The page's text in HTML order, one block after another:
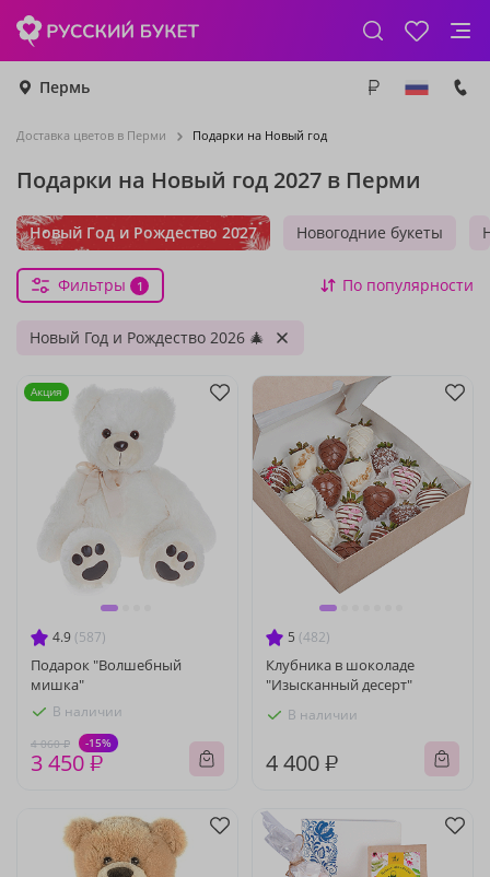
Пермь
Доставка цветов в Перми Подарки на Новый год
Подарки на Новый год 2027 в Перми
Новый Год и Рождество 2027 Новогодние букеты
Фильтры 1 По популярности
Новый Год и Рождество 2026 🎄
4.9 (587)
Подарок "Волшебный
мишка"
В наличии
4 060 ₽ -15%
3 450 ₽
Акция
5 (482)
Клубника в шоколаде
"Изысканный десерт"
В наличии
4 400 ₽